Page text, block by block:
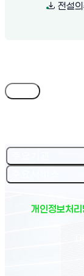
전설
개인정보처리